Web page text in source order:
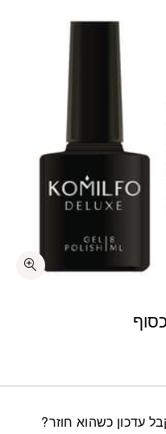
עדכון כשהוא חוזר?